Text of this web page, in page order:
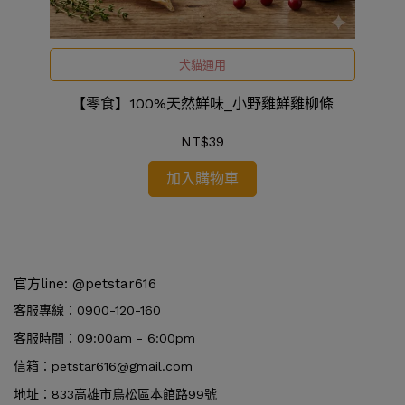
犬貓通用
【零食】100%天然鮮味_小野雞鮮雞柳條
NT$39
加入購物車
官方line: @petstar616
客服專線：0900-120-160
客服時間：09:00am - 6:00pm
信箱：petstar616@gmail.com
地址：833高雄市鳥松區本館路99號